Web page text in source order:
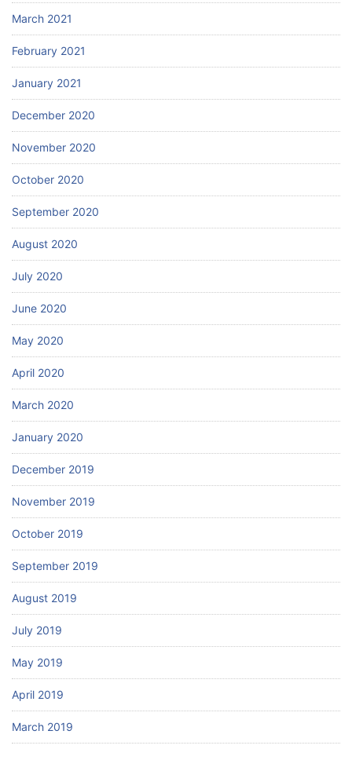
March 2021
February 2021
January 2021
December 2020
November 2020
October 2020
September 2020
August 2020
July 2020
June 2020
May 2020
April 2020
March 2020
January 2020
December 2019
November 2019
October 2019
September 2019
August 2019
July 2019
May 2019
April 2019
March 2019